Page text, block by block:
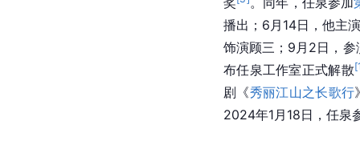
播出；6月14日，他主
饰演顾三；9月2日，
布任泉工作室正式解散[
剧《秀丽江山之长歌行
2024年1月18日，任泉